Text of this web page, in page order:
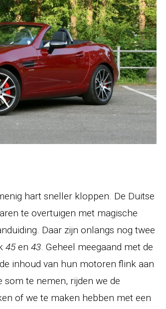
hart sneller kloppen. De Duitse
te overtuigen met magische
Daar zijn onlangs nog twee
45en 43. Geheel meegaand met de
inhoud van hun motoren flink aan
te nemen, rijden we de
of we te maken hebben met een